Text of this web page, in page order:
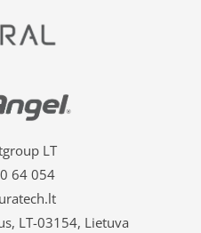
LT
64 054
LT-03154, Lietuva